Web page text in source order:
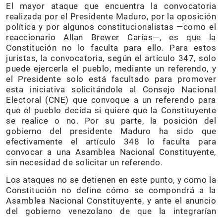
El mayor ataque que encuentra la convocatoria
realizada por el Presidente Maduro, por la oposición
política y por algunos constitucionalistas —como el
reaccionario Allan Brewer Carías—, es que la
Constitución no lo faculta para ello. Para estos
juristas, la convocatoria, según el artículo 347, solo
puede ejercerla el pueblo, mediante un referendo, y
el Presidente solo está facultado para promover
esta iniciativa solicitándole al Consejo Nacional
Electoral (CNE) que convoque a un referendo para
que el pueblo decida si quiere que la Constituyente
se realice o no. Por su parte, la posición del
gobierno del presidente Maduro ha sido que
efectivamente el artículo 348 lo faculta para
convocar a una Asamblea Nacional Constituyente,
sin necesidad de solicitar un referendo.
Los ataques no se detienen en este punto, y como la
Constitución no define cómo se compondrá a la
Asamblea Nacional Constituyente, y ante el anuncio
del gobierno venezolano de que la integrarían